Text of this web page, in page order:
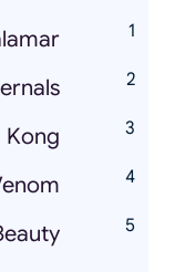
Kong